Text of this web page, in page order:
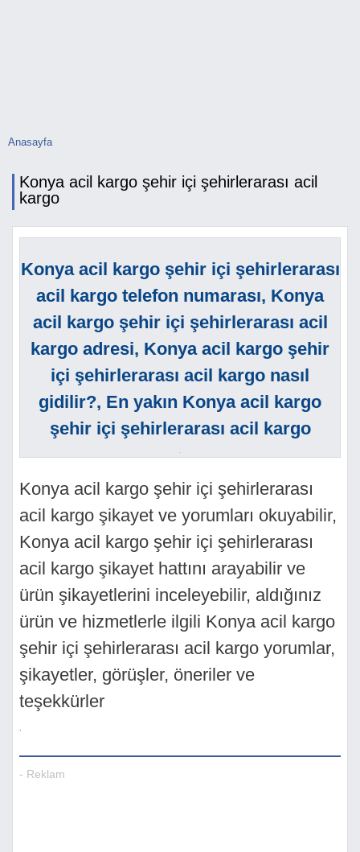
Buradasınız
Anasayfa
Konya acil kargo şehir içi şehirlerarası acil
kargo
Konya acil kargo şehir içi şehirlerarası
acil kargo telefon numarası, Konya
acil kargo şehir içi şehirlerarası acil
kargo adresi, Konya acil kargo şehir
içi şehirlerarası acil kargo nasıl
gidilir?, En yakın Konya acil kargo
şehir içi şehirlerarası acil kargo
.
Konya acil kargo şehir içi şehirlerarası
acil kargo şikayet ve yorumları okuyabilir,
Konya acil kargo şehir içi şehirlerarası
acil kargo şikayet hattını arayabilir ve
ürün şikayetlerini inceleyebilir, aldığınız
ürün ve hizmetlerle ilgili Konya acil kargo
şehir içi şehirlerarası acil kargo yorumlar,
şikayetler, görüşler, öneriler ve
teşekkürler
.
- Reklam